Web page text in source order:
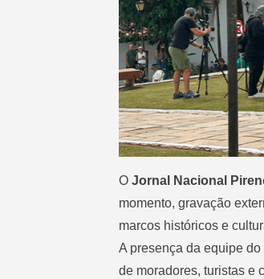
O Jornal Nacional
momento, gravação
marcos históricos e
A presença da equipe
de moradores, turistas e